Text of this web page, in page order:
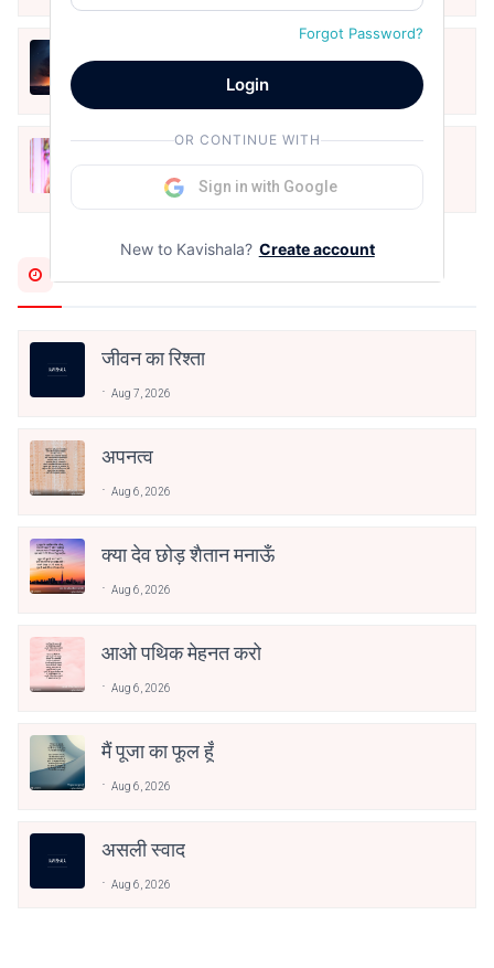
हिज्र पे ये रात भी
अनामिका अम्बर जैन
Dec 24, 2021
जीवन का रिश्ता
Aug 7, 2026
अपनत्व
Aug 6, 2026
क्या देव छोड़ शैतान मनाऊँ
Aug 6, 2026
आओ पथिक मेहनत करो
Aug 6, 2026
मैं पूजा का फूल हूँ
Aug 6, 2026
असली स्वाद
Aug 6, 2026
Forgot Password?
Login
OR CONTINUE WITH
Sign in with Google
New to Kavishala? Create account